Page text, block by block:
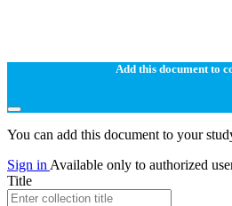
Add this document to
You can add this document to your
Sign in Available only to authorized
Title